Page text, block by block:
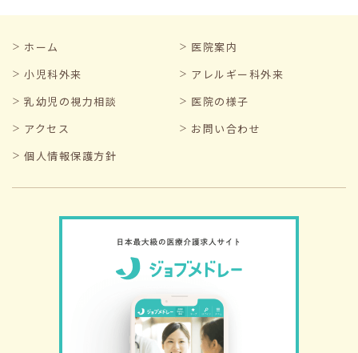
ホーム
医院案内
小児科外来
アレルギー科外来
乳幼児の視力相談
医院の様子
アクセス
お問い合わせ
個人情報保護方針